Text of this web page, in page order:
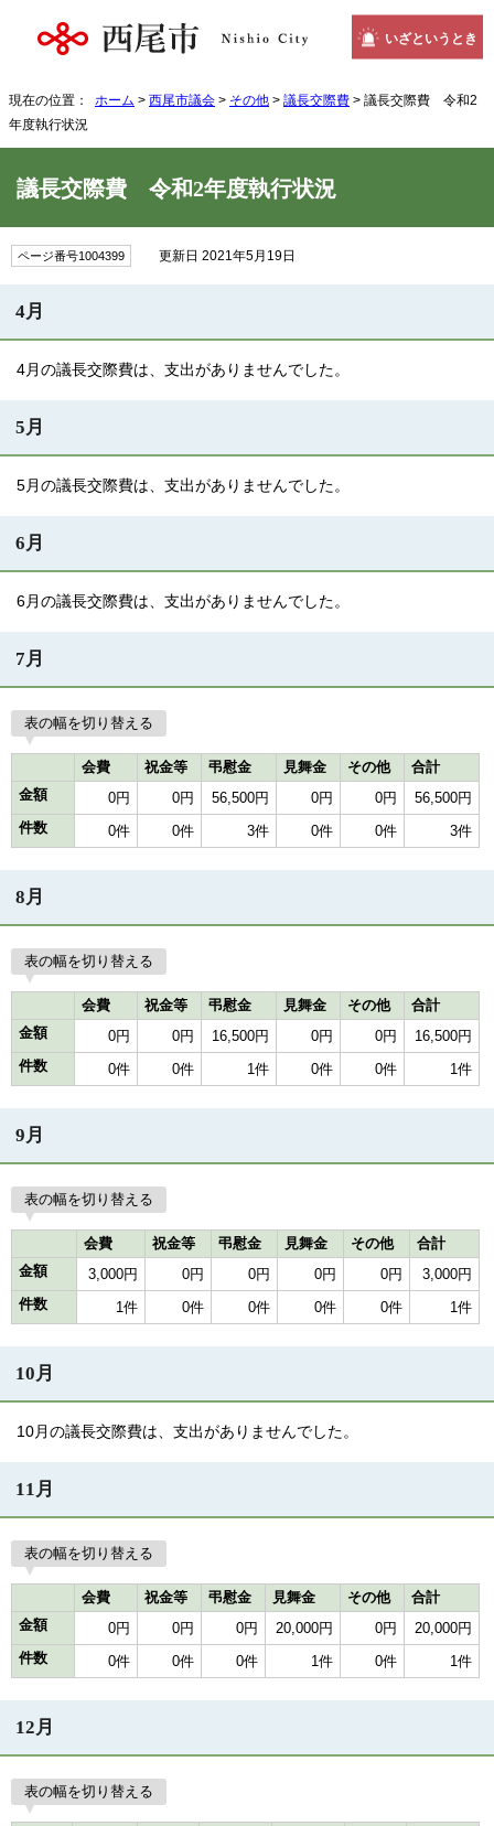
いざというとき
現在の位置： ホーム > 西尾市議会 > その他 > 議長交際費 > 議長交際費 令和2
年度執行状況
議長交際費 令和2年度執行状況
ページ番号1004399 更新日 2021年5月19日
4月
4月の議長交際費は、支出がありませんでした。
5月
5月の議長交際費は、支出がありませんでした。
6月
6月の議長交際費は、支出がありませんでした。
7月
表の幅を切り替える
会費 祝金等 弔慰金 見舞金 その他
合計
金額
0円 0円 56,500円 0円 0円
56,500円
件数
0件 0件 3件 0件 0件 3件
8月
表の幅を切り替える
会費 祝金等 弔慰金 見舞金 その他
合計
金額
0円 0円 16,500円 0円 0円
16,500円
件数
0件 0件 1件 0件 0件 1件
9月
表の幅を切り替える
会費 祝金等 弔慰金 見舞金 その他
合計
金額
3,000円 0円 0円 0円 0円
3,000円
件数
1件 0件 0件 0件 0件 1件
10月
10月の議長交際費は、支出がありませんでした。
11月
表の幅を切り替える
会費 祝金等 弔慰金 見舞金 その他
合計
金額
0円 0円 0円 20,000円 0円
20,000円
件数
0件 0件 0件 1件 0件 1件
12月
表の幅を切り替える